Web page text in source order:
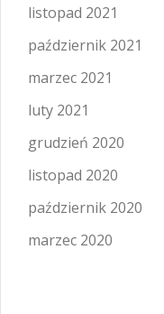
listopad 2021
październik 2021
marzec 2021
luty 2021
grudzień 2020
listopad 2020
październik 2020
marzec 2020